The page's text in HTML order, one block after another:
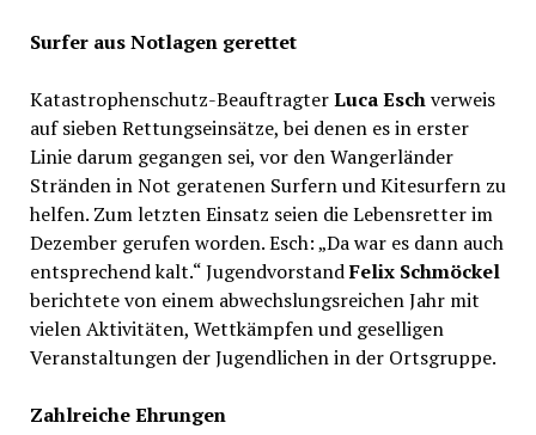
Surfer aus Notlagen gerettet
Katastrophenschutz-BeauftragterLuca Eschverweis
auf sieben Rettungseinsätze, bei denen es in erster
Linie darum gegangen sei, vor den Wangerländer
Stränden in Not geratenen Surfern und Kitesurfern zu
helfen. Zum letzten Einsatz seien die Lebensretter im
Dezember gerufen worden. Esch: „Da war es dann auch
entsprechend kalt.“ JugendvorstandFelix Schmöckel
berichtete von einem abwechslungsreichen Jahr mit
vielen Aktivitäten, Wettkämpfen und geselligen
Veranstaltungen der Jugendlichen in der Ortsgruppe.
Zahlreiche Ehrungen